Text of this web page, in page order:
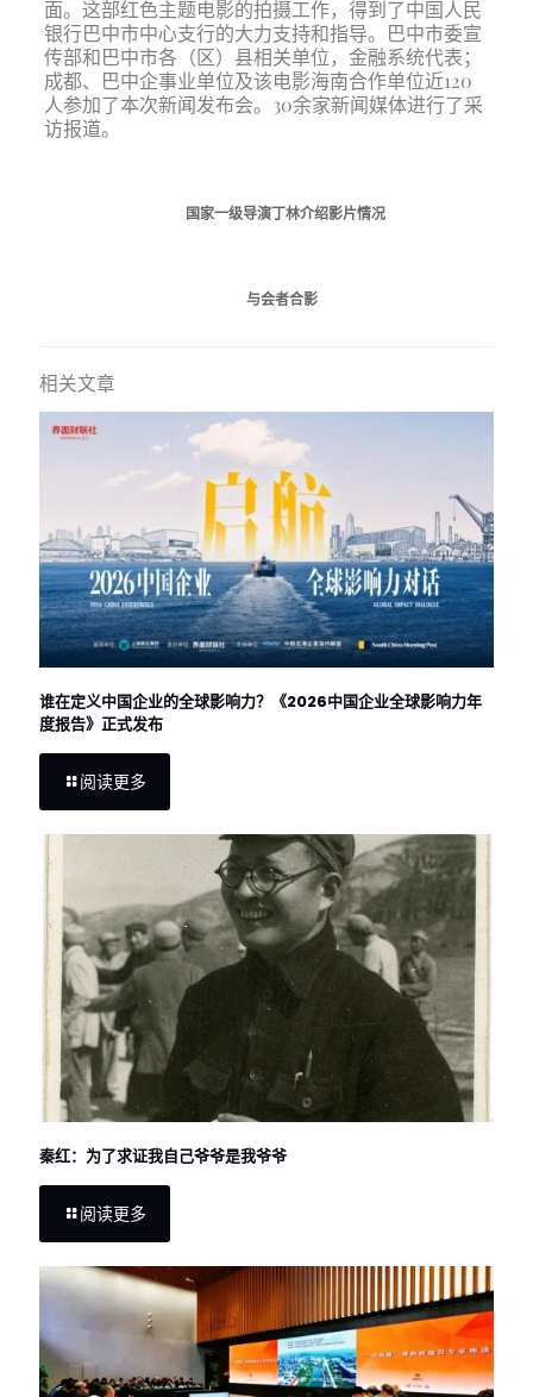
面。这部红色主题电影的拍摄工作，得到了中国人民
银行巴中市中心支行的大力支持和指导。巴中市委宣
传部和巴中市各（区）县相关单位，金融系统代表；
成都、巴中企事业单位及该电影海南合作单位近120
人参加了本次新闻发布会。30余家新闻媒体进行了采
访报道。
国家一级导演丁林介绍影片情况
与会者合影
相关文章
谁在定义中国企业的全球影响力？《2026中国企业全球影响力年
度报告》正式发布
阅读更多
秦红：为了求证我自己爷爷是我爷爷
阅读更多